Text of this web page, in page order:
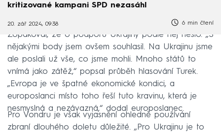
kritizované kampani SPD nezasáhl
20. zář 2024, 09:38 6 min čtení
Zopakoval, že o podporu Ukrajiny podle něj nešlo. „S
nějakými body jsem ovšem souhlasil. Na Ukrajinu jsme
ale poslali už vše, co jsme mohli. Mnoho států to
vnímá jako zátěž,“ popsal průběh hlasování Turek.
„Evropa je ve špatné ekonomické kondici, a
europoslanci místo toho řeší tuto kravinu, která je
nesmyslná a nezávazná,“ dodal europoslanec.
Pro Vondru je však vyjasnění ohledně používání
zbraní dlouhého doletu důležité. „Pro Ukrajinu je to